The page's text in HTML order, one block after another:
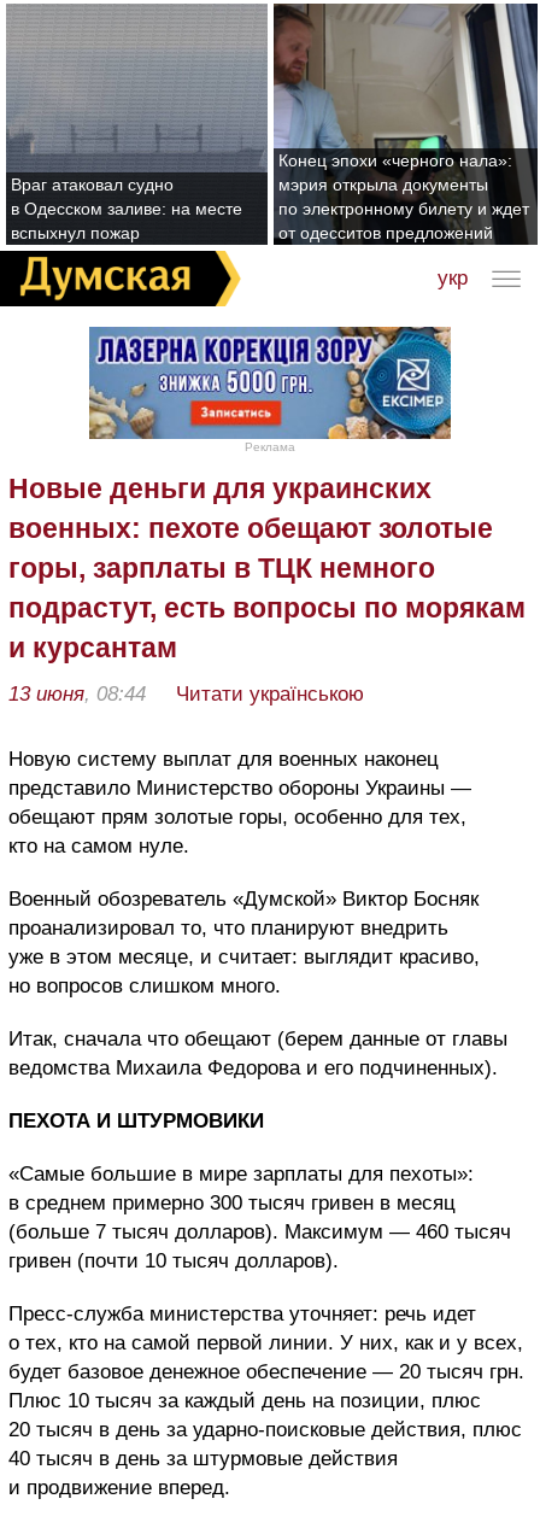
Враг атаковал судно
в Одесском заливе: на месте
вспыхнул пожар
Конец эпохи «черного нала»:
мэрия открыла документы
по электронному билету и ждет
от одесситов предложений
укр
Реклама
Новые деньги для украинских
военных: пехоте обещают золотые
горы, зарплаты в ТЦК немного
подрастут, есть вопросы по морякам
и курсантам
13 июня, 08:44 Читати українською
Новую систему выплат для военных наконец
представило Министерство обороны Украины —
обещают прям золотые горы, особенно для тех,
кто на самом нуле.
Военный обозреватель «Думской» Виктор Босняк
проанализировал то, что планируют внедрить
уже в этом месяце, и считает: выглядит красиво,
но вопросов слишком много.
Итак, сначала что обещают (берем данные от главы
ведомства Михаила Федорова и его подчиненных).
ПЕХОТА И ШТУРМОВИКИ
«Самые большие в мире зарплаты для пехоты»:
в среднем примерно 300 тысяч гривен в месяц
(больше 7 тысяч долларов). Максимум — 460 тысяч
гривен (почти 10 тысяч долларов).
Пресс-служба министерства уточняет: речь идет
о тех, кто на самой первой линии. У них, как и у всех,
будет базовое денежное обеспечение — 20 тысяч грн.
Плюс 10 тысяч за каждый день на позиции, плюс
20 тысяч в день за ударно-поисковые действия, плюс
40 тысяч в день за штурмовые действия
и продвижение вперед.